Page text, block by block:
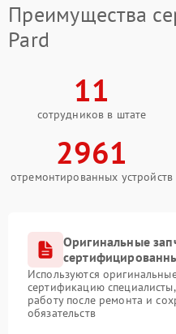
Преимущества
Pard
11
сотрудников в штате
2961
отремонтированных устройств
Оригинальные
Используются
сертификацию
работу после ремонта и
обязательств